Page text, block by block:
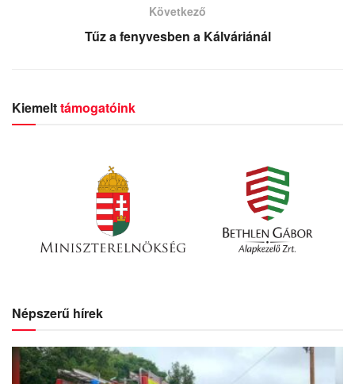
Következő
Tűz a fenyvesben a Kálváriánál
Kiemelttámogatóink
Népszerű hírek